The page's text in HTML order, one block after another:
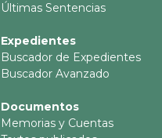
Últimas Sentencias
Expedientes
Buscador de Expedientes
Buscador Avanzado
Documentos
Memorias y Cuentas